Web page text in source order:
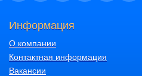
Информация
О компании
Контактная информация
Вакансии